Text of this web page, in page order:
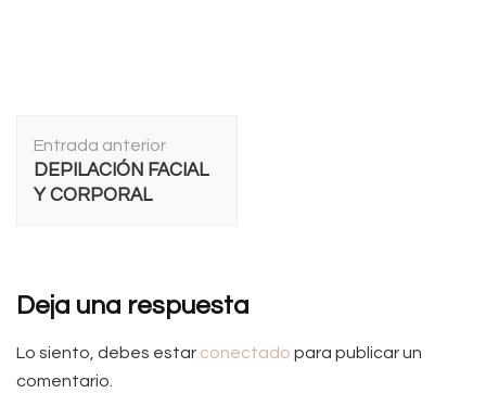
de
entradas
Entrada anterior
DEPILACIÓN FACIAL
Y CORPORAL
Deja una respuesta
Lo siento, debes estar conectado para publicar un
comentario.